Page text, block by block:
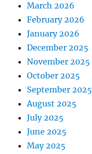
March 2026
February 2026
January 2026
December 2025
November 2025
October 2025
September 2025
August 2025
July 2025
June 2025
May 2025